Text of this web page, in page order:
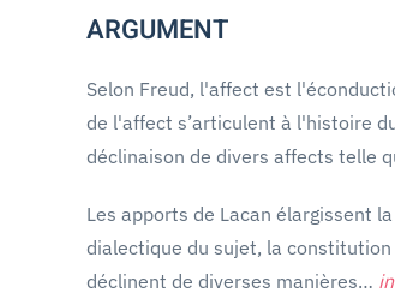
ARGUMENT
Selon Freud, l'affect est
de l'affect s’articulent à l'histoire
déclinaison de divers affects telle
Les apports de Lacan élargissent
dialectique du sujet, la
déclinent de diverses manières…